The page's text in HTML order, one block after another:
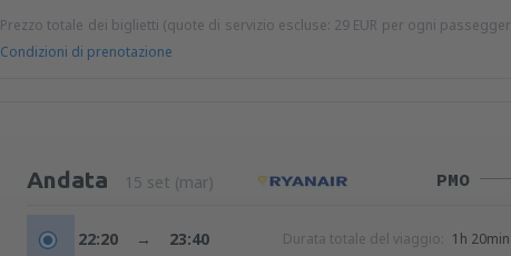
Prezzo totale dei biglietti (quote di servizio escluse: 29 EUR per ogni
Condizioni di prenotazione
Andata 15 set (mar) PMO
22:20 → 23:40 Durata totale del viaggio: 1h 20min